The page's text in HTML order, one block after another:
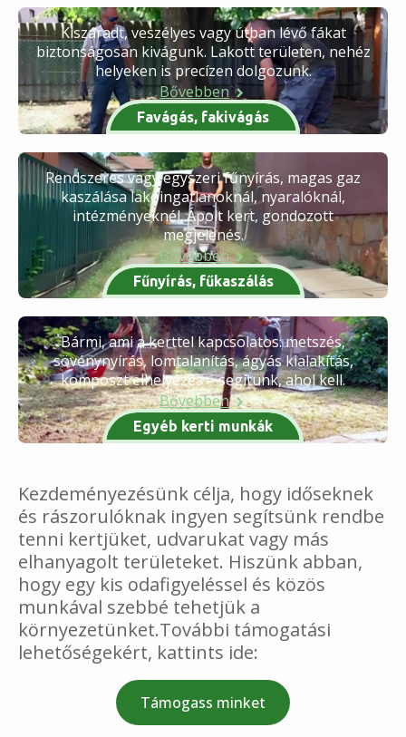
Kiszáradt, veszélyes vagy útban lévő fákat
biztonságosan kivágunk. Lakott területen, nehéz
helyeken is precízen dolgozunk.
Bővebben
Favágás, fakivágás
Rendszeres vagy egyszeri fűnyírás, magas gaz
kaszálása lakóingatlanoknál, nyaralóknál,
intézményeknél. Ápolt kert, gondozott
megjelenés.
Bővebben
Fűnyírás, fűkaszálás
Bármi, ami a kerttel kapcsolatos: metszés,
sövénynyírás, lomtalanítás, ágyás kialakítás,
komposzt elhelyezés – segítünk, ahol kell.
Bővebben
Egyéb kerti munkák
Kezdeményezésünk célja, hogy időseknek
és rászorulóknak ingyen segítsünk rendbe
tenni kertjüket, udvarukat vagy más
elhanyagolt területeket. Hiszünk abban,
hogy egy kis odafigyeléssel és közös
munkával szebbé tehetjük a
környezetünket.További támogatási
lehetőségekért, kattints ide:
Támogass minket